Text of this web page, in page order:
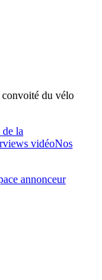
convoité du vélo
la
vidéoNos
annonceur